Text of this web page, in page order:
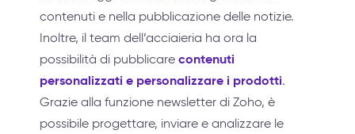
contenuti e nella pubblicazione delle notizie.
Inoltre, il team dell’acciaieria ha ora la
possibilità di pubblicare contenuti
personalizzati e personalizzare i prodotti.
Grazie alla funzione newsletter di Zoho, è
possibile progettare, inviare e analizzare le